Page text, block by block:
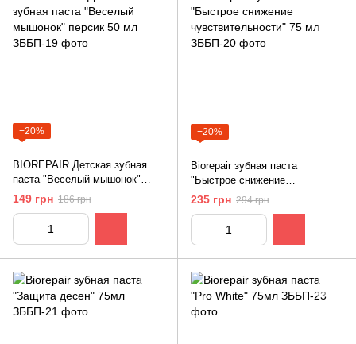
−20%
BIOREPAIR Детская зубная
паста "Веселый мышонок"
персик 50 мл
149 грн 186 грн
−20%
Biorepair зубная паста
"Быстрое снижение
чувствительности" 75 мл
235 грн 294 грн